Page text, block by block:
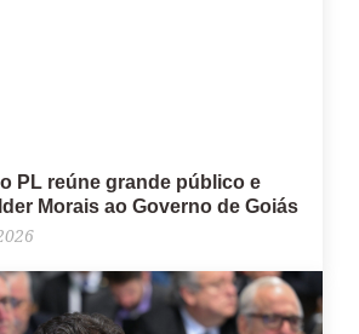
PL reúne grande público e
Morais ao Governo de Goiás